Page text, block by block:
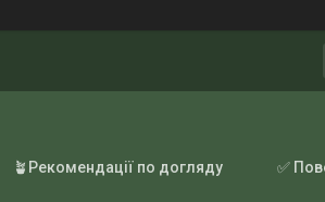
🪴Рекомендації по догляду ✅